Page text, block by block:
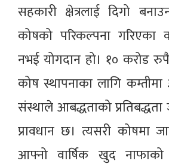
सहकारी क्षेत्रलाई दिगो
कोषको परिकल्पना गरिएका
नभई योगदान हो। १० करोड
कोष स्थापनाका लागि कम्तीमा
संस्थाले आबद्धताको प्रतिबद्धता
प्रावधान छ। त्यसरी कोषमा
आफ्नो वार्षिक खुद नाफाको